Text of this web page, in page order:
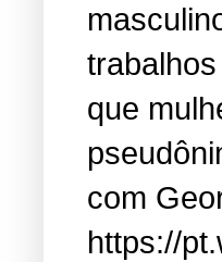
que
com
https://